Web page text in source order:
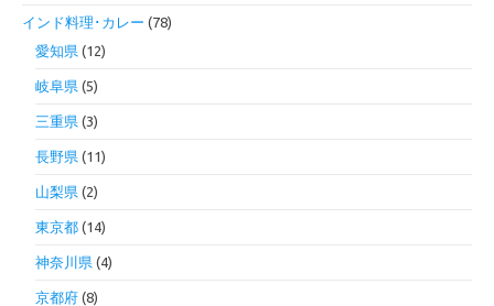
インド料理･カレー (78)
愛知県 (12)
岐阜県 (5)
三重県 (3)
長野県 (11)
山梨県 (2)
東京都 (14)
神奈川県 (4)
京都府 (8)